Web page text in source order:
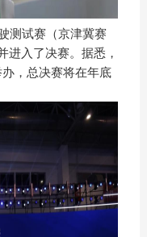
测试赛（京津冀赛
进入了决赛。据悉，
，总决赛将在年底